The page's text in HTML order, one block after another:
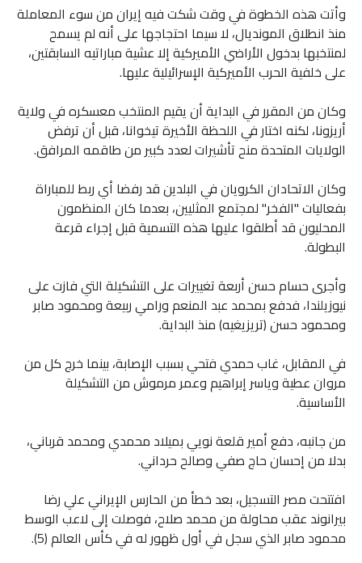
وأتت هذه الخطوة في وقت شكت فيه إيران من سوء المعاملة
منذ انطلاق المونديال، لا سيما احتجاجها على أنه لم يسمح
لمنتخبها بدخول الأراضي الأميركية إلا عشية مباراتيه السابقتين،
على خلفية الحرب الأميركية الإسرائيلية عليها.
وكان من المقرر في البداية أن يقيم المنتخب معسكره في ولاية
أريزونا، لكنه اختار في اللحظة الأخيرة تيخوانا، قبل أن ترفض
الولايات المتحدة منح تأشيرات لعدد كبير من طاقمه المرافق.
وكان الاتحادان الكرويان في البلدين قد رفضا أي ربط للمباراة
بفعاليات "الفخر" لمجتمع المثليين، بعدما كان المنظمون
المحليون قد أطلقوا عليها هذه التسمية قبل إجراء قرعة
البطولة.
وأجرى حسام حسن أربعة تغييرات على التشكيلة التي فازت على
نيوزيلندا، فدفع بمحمد عبد المنعم ورامي ربيعة ومحمود صابر
ومحمود حسن (تريزيغيه) منذ البداية.
في المقابل، غاب حمدي فتحي بسبب الإصابة، بينما خرج كل من
مروان عطية وياسر إبراهيم وعمر مرموش من التشكيلة
الأساسية.
من جانبه، دفع أمير قلعة نويي بميلاد محمدي ومحمد قرباني،
بدلا من إحسان حاج صفي وصالح حرداني.
افتتحت مصر التسجيل، بعد خطأ من الحارس الإيراني علي رضا
بيرانوند عقب محاولة من محمد صلاح، فوصلت إلى لاعب الوسط
محمود صابر الذي سجل في أول ظهور له في كأس العالم (5).